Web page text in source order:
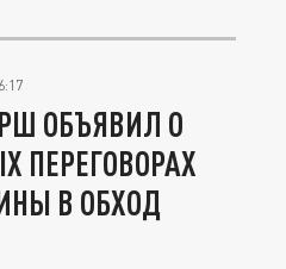
ОБЪЯВИЛ О
ПЕРЕГОВОРАХ
В ОБХОД